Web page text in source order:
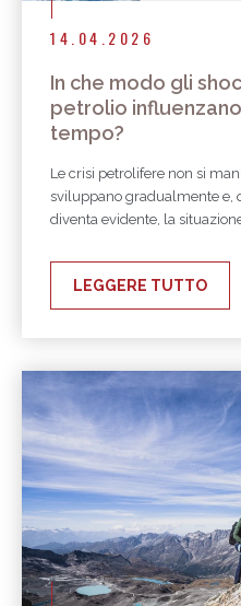
14.04.2026
In che modo gli
petrolio
tempo?
Le crisi petrolifere non si
sviluppano gradualmente e,
diventa evidente, la
LEGGERE TUTTO